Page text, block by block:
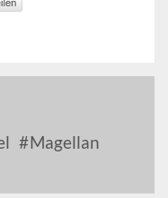
Magellan